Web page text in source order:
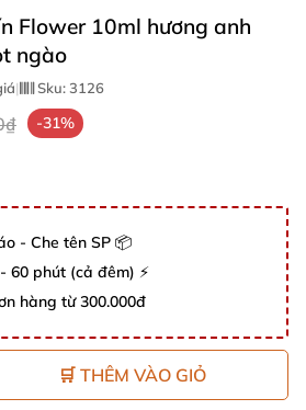
Flower 10ml hương anh
ngào
| Sku:3126
-31%
- Che tên SP 📦
60 phút (cả đêm) ⚡
hàng từ 300.000đ
🛒 THÊM VÀO GIỎ